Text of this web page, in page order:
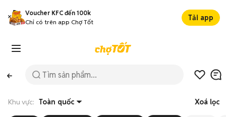
Voucher KFC đến 100k
Chỉ có trên app Chợ Tốt
Tải app
Khu vực: Toàn quốc Xoá lọc